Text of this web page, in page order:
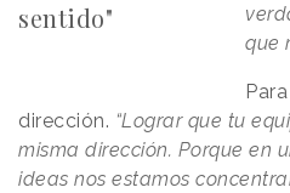
sentido"
que
dirección. “Lograr que tu
misma dirección. Porque en
ideas nos estamos